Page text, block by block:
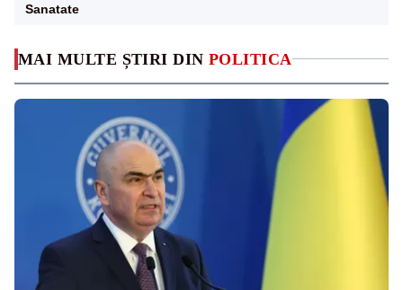
MAI MULTE ȘTIRI DIN POLITICA
Sanatate